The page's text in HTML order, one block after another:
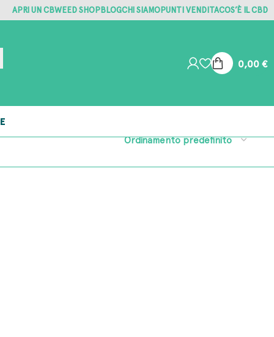
APRI UN CBWEED SHOPBLOGCHI SIAMOPUNTI VENDITACOS’È IL CBD
0,00€